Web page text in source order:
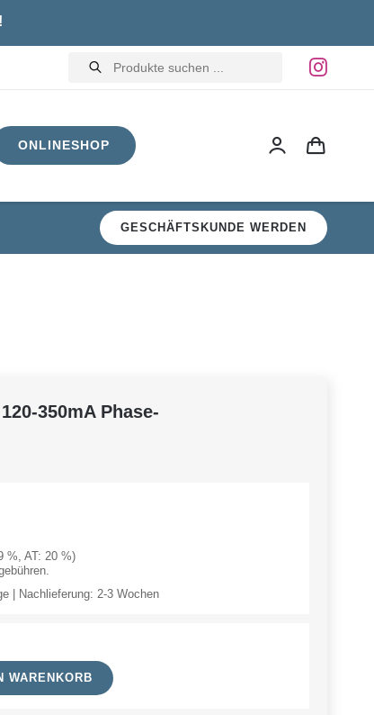
Products
search
ONLINESHOP
GESCHÄFTSKUNDE WERDEN
350mA Phase-
%, AT: 20 %)
| Nachlieferung: 2-3 Wochen
WARENKORB